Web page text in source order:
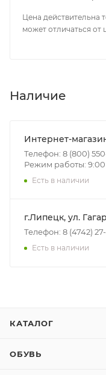
Цена действительна
может отличаться от
Наличие
Интернет-
Телефон: 8 (800)
Режим работы: 9:00
Есть в наличии
г.Липецк, ул.
Телефон: 8 (4742)
Есть в наличии
КАТАЛОГ
ОБУВЬ